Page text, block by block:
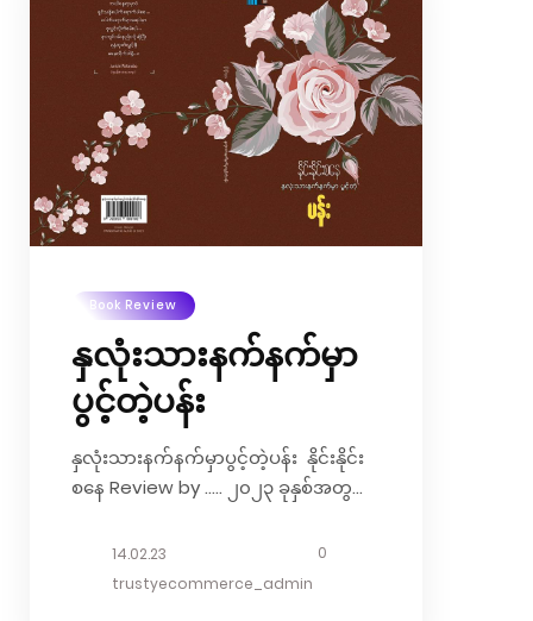
တွေ တပ်မထားပါဘူး။ စကားလုံး
အချွန်အတက်တွေနဲ့လည်း နှလုံးသားကို
ထိုးစိုက်မထားပါဘူး။ ရည်ရွယ်ချက်တစ်ခု
တည်းပါ။ နားထောင်ဖူးရင်သိလိမ့်မယ်။
ချစ်သူလက်ညှိုးထိုးတိုင်း ပန်းတွေဝေပေး
ချင်တယ်။ အဲဒီအစွမ်းကိုလဲ ကျွန်တော်ရ
ချင်တယ်။ တစ်ကယ်……..။ “ဘာပဲဖြစ်ဖြစ်
ပေါ့ကွယ် ချစ်သူလက်သာထိကိုင်ထားရ
သေးတယ်” … သိုးဆောင်း (
လက်ညှိုးထိုး၍...
Book Review
နှလုံးသားနက်နက်မှာ
ပွင့်တဲ့ပန်း
နှလုံးသားနက်နက်မှာပွင့်တဲ့ပန်း နိုင်းနိုင်း
စနေ Review by ….. ၂၀၂၃ ခုနှစ်အတွက်
ပန်းကလေးတွေနဲ့ ပတ်သက်တဲ့ စာအုပ်
လေးတစ်အုပ်နဲ့ အစပြုပါတယ် .. ပထမ
14.02.23
0
trustyecommerce_admin